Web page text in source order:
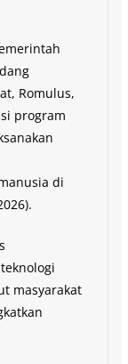
Romulus,
program
di
masyarakat